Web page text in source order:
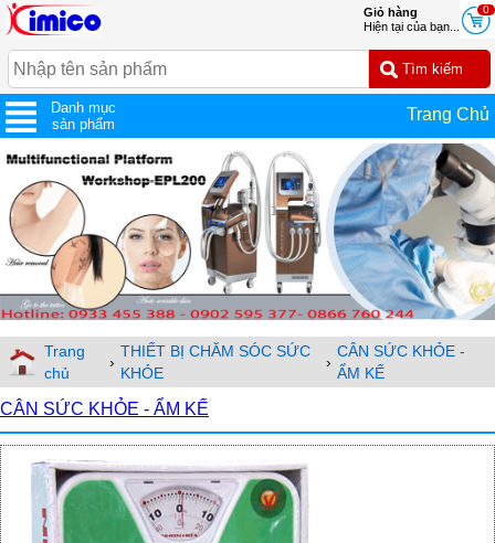
0
Giỏ hàng
Hiện tại của bạn...
Danh mục
sản phẩm
Trang Chủ
Trang
chủ
›
THIẾT BỊ CHĂM SÓC SỨC
KHỎE
›
CÂN SỨC KHỎE -
ẨM KẾ
CÂN SỨC KHỎE - ẨM KẾ